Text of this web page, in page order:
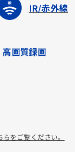
IR/赤外線
高画質録画
をご覧ください。